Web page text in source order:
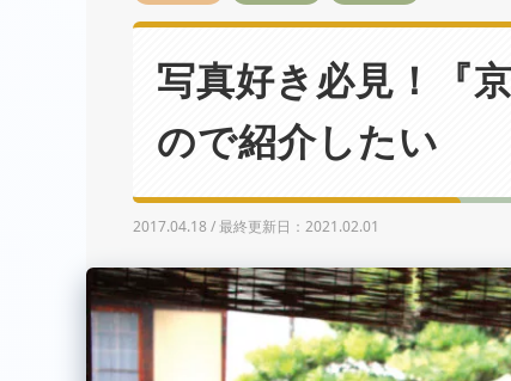
写真好き必見！『
ので紹介したい
2017.04.18 / 最終更新日：2021.02.01